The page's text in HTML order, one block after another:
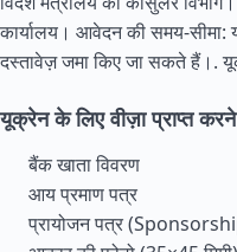
कार्यालय। आवेदन की समय-सीमा:
दस्तावेज़ जमा किए जा सकते हैं।.
यूक्रेन के लिए वीज़ा प्राप्त
बैंक खाता विवरण
आय प्रमाण पत्र
प्रायोजन पत्र